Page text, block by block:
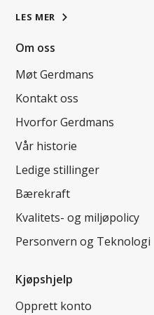
LES MER
Om oss
Møt Gerdmans
Kontakt oss
Hvorfor Gerdmans
Vår historie
Ledige stillinger
Bærekraft
Kvalitets- og miljøpolicy
Personvern og Teknologi
Kjøpshjelp
Opprett konto